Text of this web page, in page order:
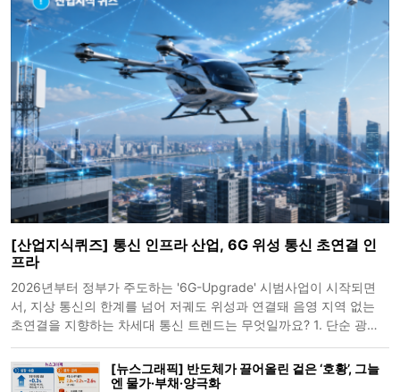
[산업지식퀴즈] 통신 인프라 산업, 6G 위성 통신 초연결 인
프라
2026년부터 정부가 주도하는 '6G-Upgrade' 시범사업이 시작되면
서, 지상 통신의 한계를 넘어 저궤도 위성과 연결돼 음영 지역 없는
초연결을 지향하는 차세대 통신 트렌드는 무엇일까요? 1. 단순 광대
인터넷망 고도화 4.[뉴스그래픽] 반도체가 끌어올린 겉은 ‘호황’, 그늘
엔 물가·부채·양극화